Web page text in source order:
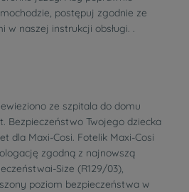
postępuj zgodnie ze
w naszej instrukcji obsługi. .
ze szpitala do domu
Bezpieczeństwo Twojego dziecka
dla Maxi-Cosi. Fotelik Maxi-Cosi
zgodną z najnowszą
Size (R129/03),
poziom bezpieczeństwa w